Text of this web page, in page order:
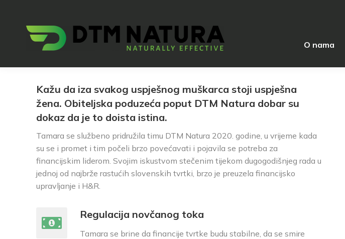
O nama
Kažu da iza svakog uspješnog muškarca stoji uspješna
žena. Obiteljska poduzeća poput DTM Natura dobar su
dokaz da je to doista istina.
Tamara se službeno pridružila timu DTM Natura 2020. godine, u vrijeme kada
su se i promet i tim počeli brzo povećavati i pojavila se potreba za
financijskim liderom. Svojim iskustvom stečenim tijekom dugogodišnjeg rada u
jednoj od najbrže rastućih slovenskih tvrtki, brzo je preuzela financijsko
upravljanje i H&R.
Regulacija novčanog toka
Tamara se brine da financije tvrtke budu stabilne, da se smire